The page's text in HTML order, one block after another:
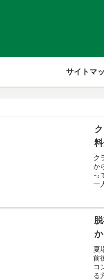
サイトマ
ク
か
っ
一
夏
前
コ
る